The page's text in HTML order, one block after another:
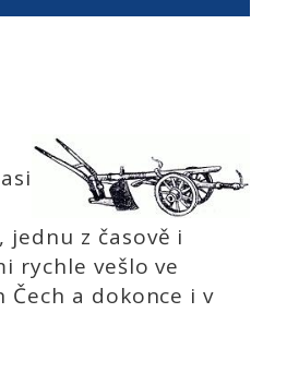
z časově i
rychle vešlo ve
a dokonce i v